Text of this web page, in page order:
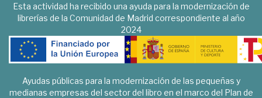
Esta actividad ha recibido una ayuda para la modernización de
librerías de la Comunidad de Madrid correspondiente al año
2024
Ayudas públicas para la modernización de las pequeñas y
medianas empresas del sector del libro en el marco del Plan de